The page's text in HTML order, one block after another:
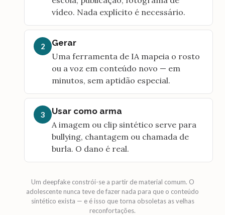
vídeo. Nada explícito é necessário.
2
Gerar
Uma ferramenta de IA mapeia o rosto
ou a voz em conteúdo novo — em
minutos, sem aptidão especial.
3
Usar como arma
A imagem ou clip sintético serve para
bullying, chantagem ou chamada de
burla. O dano é real.
Um deepfake constrói-se a partir de material comum. O
adolescente nunca teve de fazer nada para que o conteúdo
sintético exista — e é isso que torna obsoletas as velhas
reconfortações.